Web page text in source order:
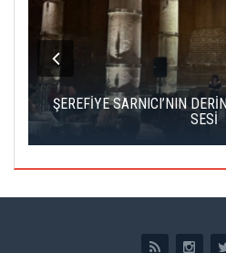
ŞEREFİYE SARNICI’NIN
SESİ